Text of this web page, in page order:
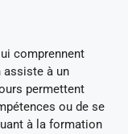
comprennent
assiste à un
permettent
ou de se
à la formation